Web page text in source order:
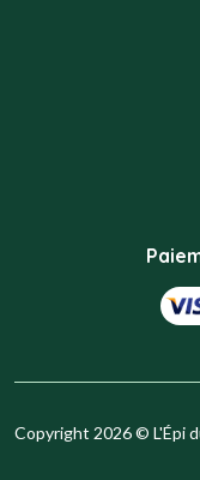
Copyright 2026 © L'Épi